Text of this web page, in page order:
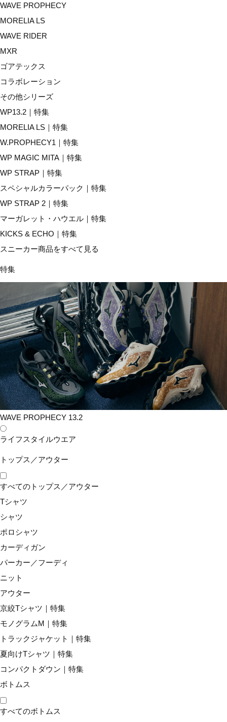
WAVE PROPHECY
MORELIA LS
WAVE RIDER
MXR
ゴアテックス
コラボレーション
その他シリーズ
WP13.2｜特集
MORELIA LS｜特集
W.PROPHECY1｜特集
WP MAGIC MITA｜特集
WP STRAP｜特集
スペシャルカラーパック｜特集
WP STRAP 2｜特集
マーガレット・ハウエル｜特集
KICKS & ECHO｜特集
スニーカー商品をすべて見る
特集
WAVE PROPHECY 13.2
ライフスタイルウエア
トップス／アウター
すべてのトップス／アウター
Tシャツ
シャツ
ポロシャツ
カーディガン
パーカー／フーディ
ニット
アウター
京絞Tシャツ｜特集
モノグラムM｜特集
トラックジャケット｜特集
夏向けTシャツ｜特集
コンパクトダウン｜特集
ボトムス
すべてのボトムス
商品説明
■1本入り
サイズ
厚み0.7×幅25×長さ1200mm
01：ホワイト
09：ブラック
21：ライトブルー
35：グリーン
45：イエロー
54：オレンジ
62：レッド
64：ピンク
素材
ポリウレタン、ポリエステル
日本製
発売シーズン
レビュー★4 (3件)
PRODUCT
ミズノ史上最高のグリップ性能を備えた
グリップテープ「ガチ」シリーズデビュ
ー！
プレーをし始めるときのかわいた手、プレーして汗をか
いた手、どのような状態でも滑りにくい、ミズノ史上最
高のグリップ性を誇るグリップテープ。種類はベーシッ
クな厚さ0.6㎜のウエットタイプとしっかり握りこめて